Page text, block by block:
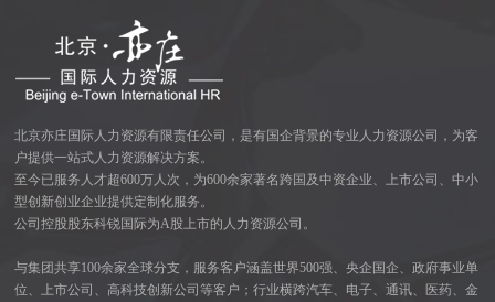
北京亦庄国际人力资源有限责任公司，是有国企背景的专业人力资源公司，为客
户提供一站式人力资源解决方案。
至今已服务人才超600万人次，为600余家著名跨国及中资企业、上市公司、中小
型创新创业企业提供定制化服务。
公司控股股东科锐国际为A股上市的人力资源公司。
与集团共享100余家全球分支，服务客户涵盖世界500强、央企国企、政府事业单
位、上市公司、高科技创新公司等客户；行业横跨汽车、电子、通讯、医药、金